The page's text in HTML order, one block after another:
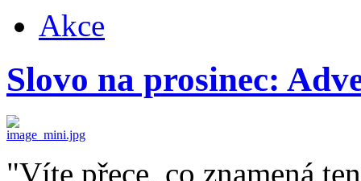
Akce
Slovo na prosinec:
"Víte přece, co znamená